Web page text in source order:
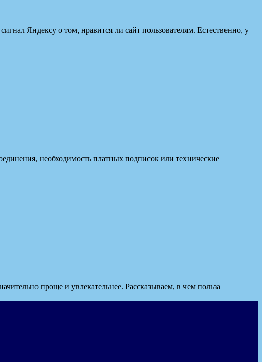
Яндексу о том, нравится ли сайт пользователям. Естественно, у
необходимость платных подписок или технические
проще и увлекательнее. Рассказываем, в чем польза